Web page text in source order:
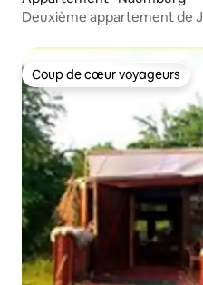
Deuxième appartement de
Coup de cœur voyageurs
Coup de cœur voyageurs